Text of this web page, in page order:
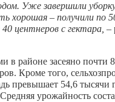
Уже завершили
хорошая – получили по
центнеров с гектара, –
в районе засеяно
Кроме того,
превышает 54,6 тысячи
урожайность